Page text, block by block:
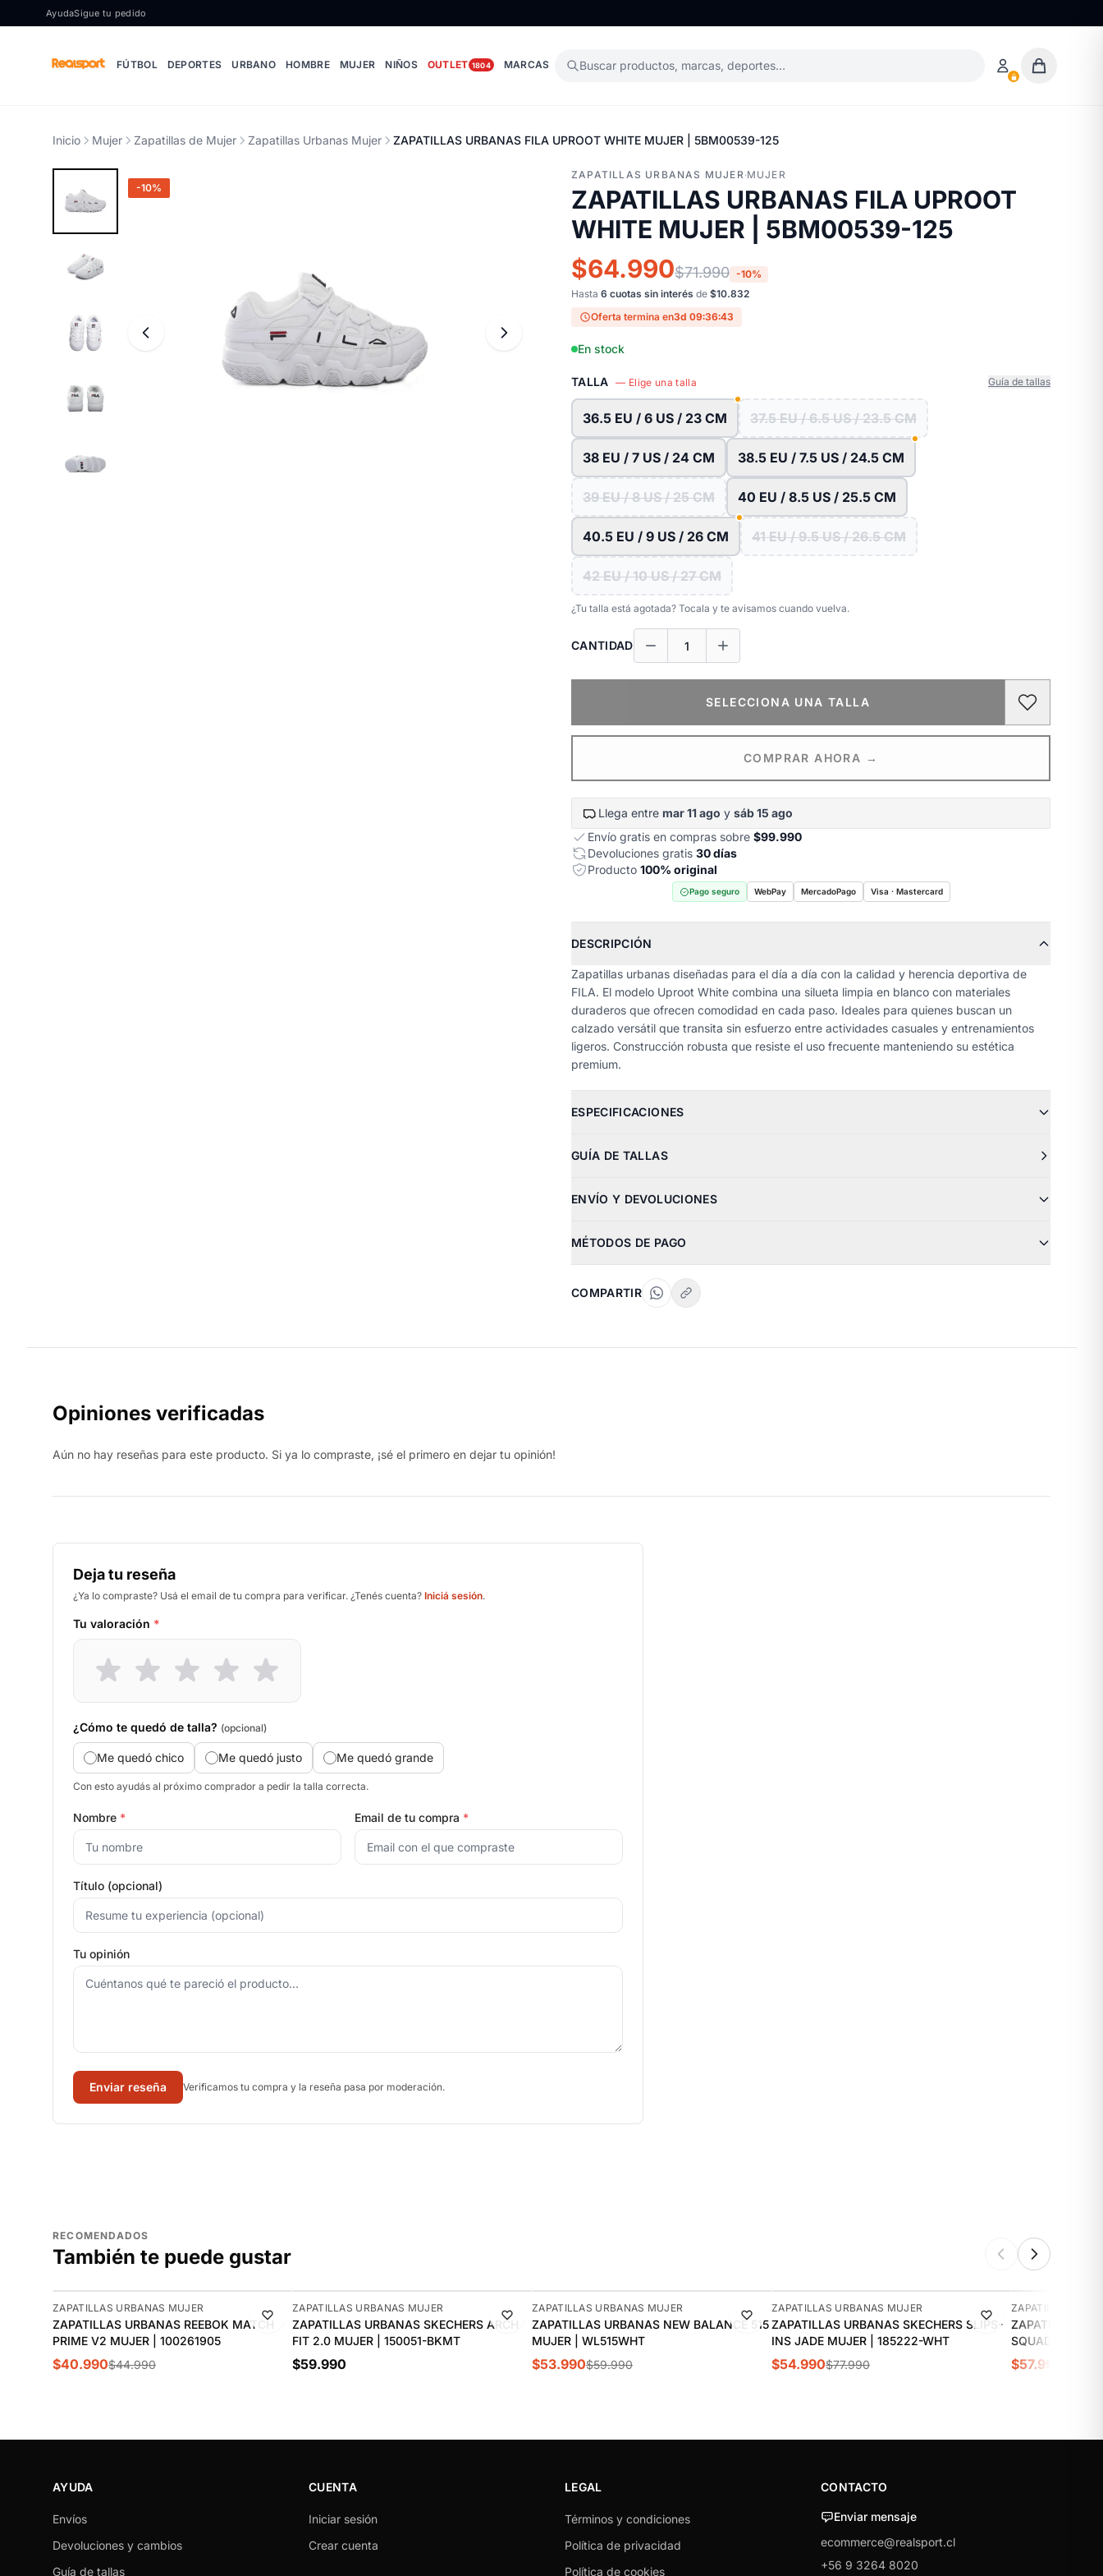
Ir al contenido
AyudaSigue tu pedido
FÚTBOL DEPORTES URBANO HOMBRE MUJER NIÑOS OUTLET 1804 MARCAS Buscar productos, marcas, deportes…
Inicio Mujer Zapatillas de Mujer Zapatillas Urbanas Mujer ZAPATILLAS URBANAS FILA UPROOT WHITE MUJER | 5BM00539-125
-10%
ZAPATILLAS URBANAS MUJER·MUJER
ZAPATILLAS URBANAS FILA UPROOT
WHITE MUJER | 5BM00539-125
$64.990$71.990 -10%
Hasta 6 cuotas sin interés de $10.832
Oferta termina en3d 09:36:42
En stock
TALLA — Elige una talla Guía de tallas
36.5 EU / 6 US / 23 CM 37.5 EU / 6.5 US / 23.5 CM
38 EU / 7 US / 24 CM 38.5 EU / 7.5 US / 24.5 CM
39 EU / 8 US / 25 CM 40 EU / 8.5 US / 25.5 CM
40.5 EU / 9 US / 26 CM 41 EU / 9.5 US / 26.5 CM
42 EU / 10 US / 27 CM
¿Tu talla está agotada? Tocala y te avisamos cuando vuelva.
CANTIDAD
SELECCIONA UNA TALLA
COMPRAR AHORA →
Llega entre mar 11 ago y sáb 15 ago
Envío gratis en compras sobre $99.990
Devoluciones gratis 30 días
Producto 100% original
Pago seguro WebPay MercadoPago Visa · Mastercard
DESCRIPCIÓN
Zapatillas urbanas diseñadas para el día a día con la calidad y herencia deportiva de
FILA. El modelo Uproot White combina una silueta limpia en blanco con materiales
duraderos que ofrecen comodidad en cada paso. Ideales para quienes buscan un
calzado versátil que transita sin esfuerzo entre actividades casuales y entrenamientos
ligeros. Construcción robusta que resiste el uso frecuente manteniendo su estética
premium.
ESPECIFICACIONES
GUÍA DE TALLAS
ENVÍO Y DEVOLUCIONES
MÉTODOS DE PAGO
COMPARTIR
Opiniones verificadas
Aún no hay reseñas para este producto. Si ya lo compraste, ¡sé el primero en dejar tu opinión!
Deja tu reseña
¿Ya lo compraste? Usá el email de tu compra para verificar. ¿Tenés cuenta? Iniciá sesión.
Tu valoración *
¿Cómo te quedó de talla? (opcional)
Me quedó chico Me quedó justo Me quedó grande
Con esto ayudás al próximo comprador a pedir la talla correcta.
Nombre * Email de tu compra *
Título (opcional)
Tu opinión
Enviar reseña Verificamos tu compra y la reseña pasa por moderación.
RECOMENDADOS
También te puede gustar
-9%
ZAPATILLAS URBANAS MUJER
ZAPATILLAS URBANAS REEBOK MATCH
PRIME V2 MUJER | 100261905
$40.990$44.990
ZAPATILLAS URBANAS MUJER
ZAPATILLAS URBANAS SKECHERS ARCH
FIT 2.0 MUJER | 150051-BKMT
$59.990
-10%
ZAPATILLAS URBANAS MUJER
ZAPATILLAS URBANAS NEW BALANCE 515
MUJER | WL515WHT
$53.990$59.990
-29%
ZAPATILLAS URBANAS MUJER
ZAPATILLAS URBANAS SKECHERS SLIPS-
INS JADE MUJER | 185222-WHT
$54.990$77.990
-11%
ZAPATILLAS
ZAPATILLAS
$57.990
AYUDA
Envíos
Devoluciones y cambios
Guía de tallas
CUENTA
Iniciar sesión
Crear cuenta
LEGAL
Términos y condiciones
Política de privacidad
Política de cookies
CONTACTO
Enviar mensaje
ecommerce@realsport.cl
+56 9 3264 8020